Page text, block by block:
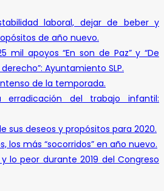
laboral, dejar de beber y
de año nuevo.
mil apoyos “En son de Paz” y “De
Ayuntamiento SLP.
de la temporada.
del trabajo infantil:
sus deseos y propósitos para 2020.
los más “socorridos” en año nuevo.
lo peor durante 2019 del Congreso